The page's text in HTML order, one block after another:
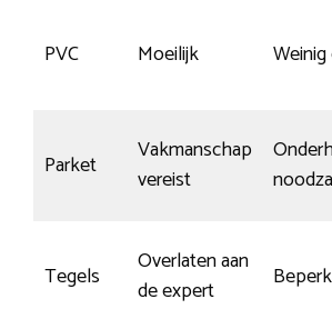
PVC Moeilijk
Parket
Vakmanschap
vereist
Tegels
Overlaten aan
de expert